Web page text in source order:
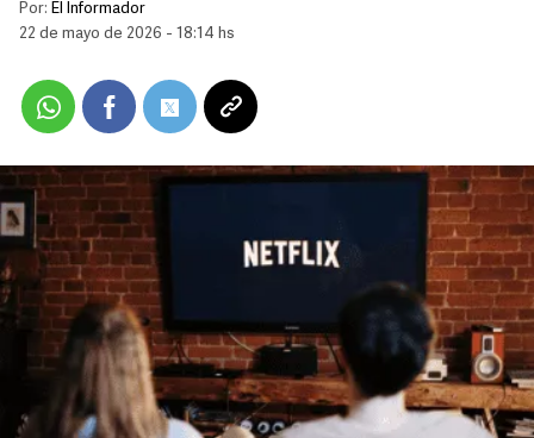
Por: El Informador
22 de mayo de 2026 - 18:14 hs